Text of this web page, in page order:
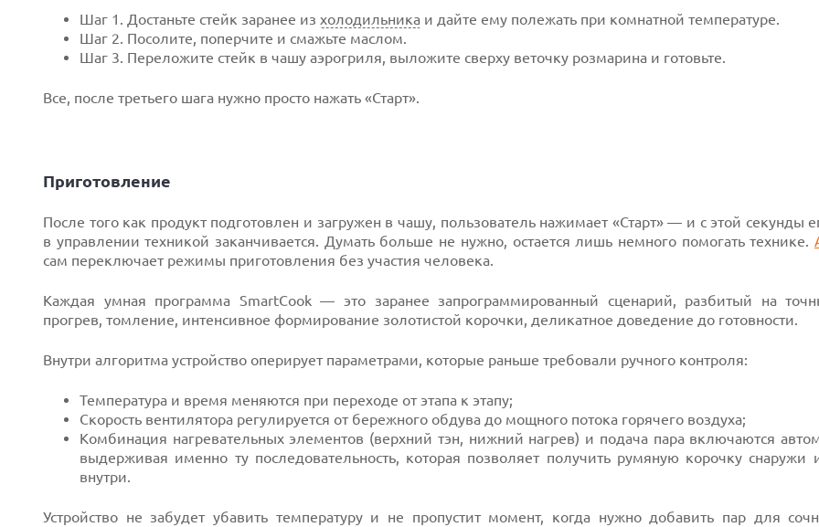
Шаг 1. Достаньте стейк заранее из холодильника и дайте ему полежать при комнатной температуре.
Шаг 2. Посолите, поперчите и смажьте маслом.
Шаг 3. Переложите стейк в чашу аэрогриля, выложите сверху веточку розмарина и готовьте.
Все, после третьего шага нужно просто нажать «Старт».
Приготовление
После того как продукт подготовлен и загружен в чашу, пользователь нажимает «Старт» — и с этой секунды
в управлении техникой заканчивается. Думать больше не нужно, остается лишь немного помогать технике.
сам переключает режимы приготовления без участия человека.
Каждая умная программа SmartCook — это заранее запрограммированный сценарий, разбитый на
прогрев, томление, интенсивное формирование золотистой корочки, деликатное доведение до готовности.
Внутри алгоритма устройство оперирует параметрами, которые раньше требовали ручного контроля:
Температура и время меняются при переходе от этапа к этапу;
Скорость вентилятора регулируется от бережного обдува до мощного потока горячего воздуха;
Комбинация нагревательных элементов (верхний тэн, нижний нагрев) и подача пара включаются
выдерживая именно ту последовательность, которая позволяет получить румяную корочку снаружи
внутри.
Устройство не забудет убавить температуру и не пропустит момент, когда нужно добавить пар для